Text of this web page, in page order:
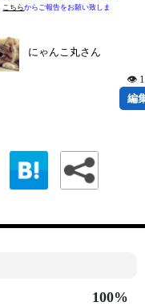
こちらからご報告をお願い致しま
にゃんこ丸さん
👁
編
100%